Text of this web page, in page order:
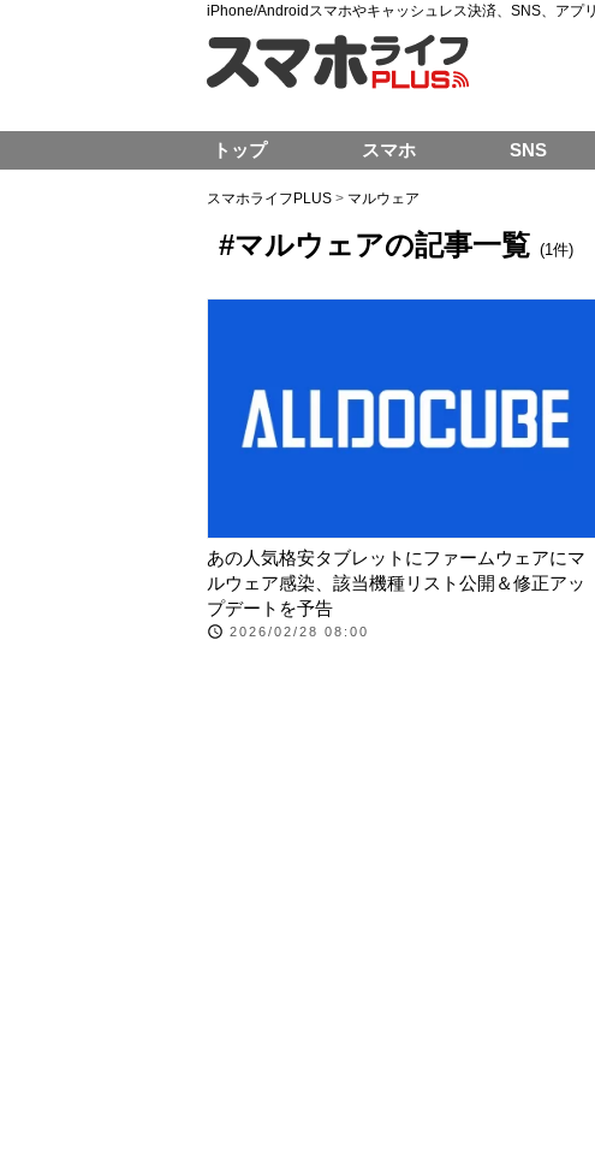
iPhone/Androidスマホやキャッシュレス決済、SNS、アプ
スマホライフPLUS > マルウェア
#マルウェアの記事一覧 (1件)
あの人気格安タブレットにファームウェアにマ
ルウェア感染、該当機種リスト公開＆修正アッ
プデートを予告
2026/02/28 08:00
トップ スマホ SNS